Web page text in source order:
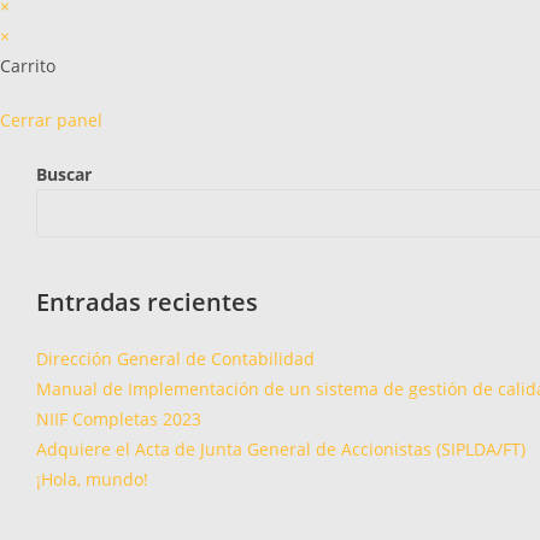
×
×
Carrito
Cerrar panel
Buscar
Entradas recientes
Dirección General de Contabilidad
Manual de Implementación de un sistema de gestión de
NIIF Completas 2023
Adquiere el Acta de Junta General de Accionistas (SIPLDA/FT)
¡Hola, mundo!